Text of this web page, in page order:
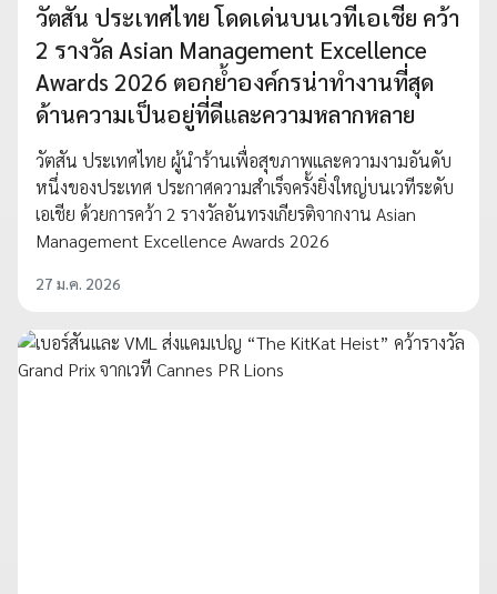
วัตสัน ประเทศไทย โดดเด่นบนเวทีเอเชีย คว้า
2 รางวัล Asian Management Excellence
Awards 2026 ตอกย้ำองค์กรน่าทำงานที่สุด
ด้านความเป็นอยู่ที่ดีและความหลากหลาย
วัตสัน ประเทศไทย ผู้นำร้านเพื่อสุขภาพและความงามอันดับ
หนึ่งของประเทศ ประกาศความสำเร็จครั้งยิ่งใหญ่บนเวทีระดับ
เอเชีย ด้วยการคว้า 2 รางวัลอันทรงเกียรติจากงาน Asian
Management Excellence Awards 2026
27 ม.ค. 2026